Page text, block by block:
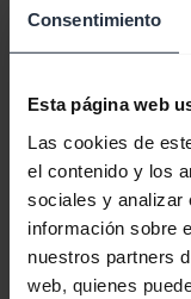
Consentimiento
Esta página web
Las cookies de
el contenido y los
sociales y analizar
información sobre
nuestros partners
web, quienes
Guía